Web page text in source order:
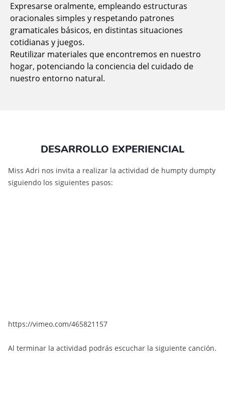
Expresarse oralmente, empleando estructuras
oracionales simples y respetando patrones
gramaticales básicos, en distintas situaciones
cotidianas y juegos.
Reutilizar materiales que encontremos en nuestro
hogar, potenciando la conciencia del cuidado de
nuestro entorno natural.
DESARROLLO EXPERIENCIAL
Miss Adri nos invita a realizar la actividad de humpty dumpty
siguiendo los siguientes pasos:
https://vimeo.com/465821157
Al terminar la actividad podrás escuchar la siguiente canción.